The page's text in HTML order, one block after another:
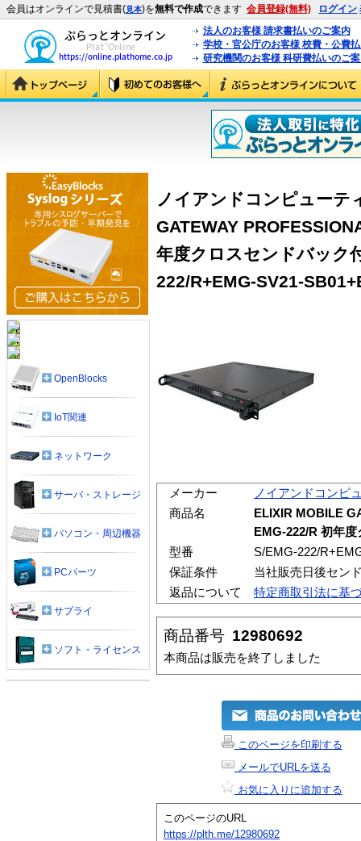
会員はオンラインで見積書(見本)を無料で作成できます 会員登録(無料) ログイン
法人のお客様 請求書払いのご案内
学校・官公庁のお客様 校費・公費
研究機関のお客様 科研費払いのご
ノイアンドコンピューテ
GATEWAY
年度クロスセンドバック
222/R+EMG-SV21-
メーカー
ノイアンドコンピ
商品名
ELIXIR MOBILE
EMG-222/R 初年
型番
S/EMG-222/
保証条件
当社販売日後セン
返品について
特定商取引法に基
商品番号 12980692
本商品は販売を終了しました
このページを印刷する
メールでURLを送る
お気に入りに追加する
このページのURL
https://plth.me/12980692
OpenBlocks
IoT関連
ネットワーク
サーバ・ストレージ
パソコン・周辺機器
PCパーツ
サプライ
ソフト・ライセンス